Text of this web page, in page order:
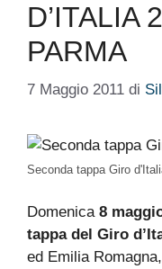
D’ITALIA
PARMA
7 Maggio 2011 di
Seconda tappa Giro
Domenica 8
tappa del Giro
ed Emilia Romagna,